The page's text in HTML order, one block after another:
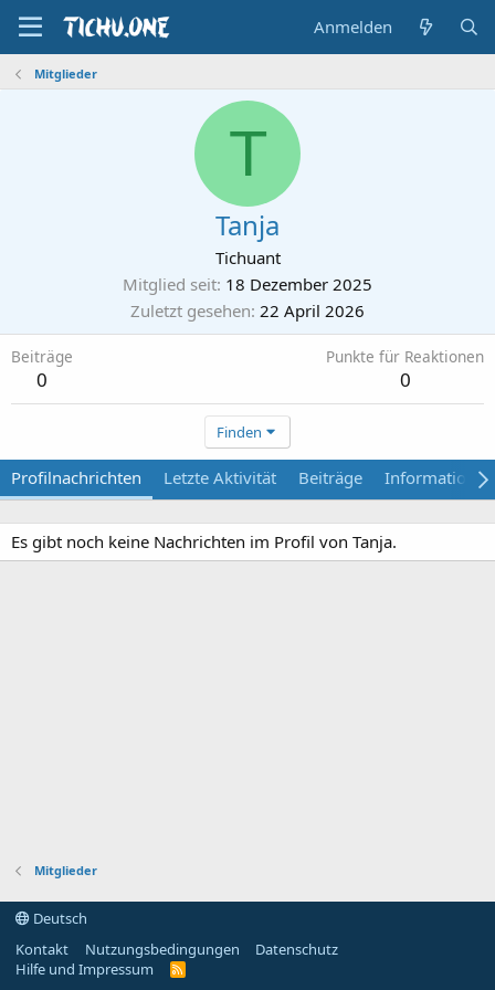
Anmelden
Mitglieder
T
Tanja
Tichuant
Mitglied seit 18 Dezember 2025
Zuletzt gesehen 22 April 2026
Beiträge
0
Punkte für Reaktionen
0
Finden
Profilnachrichten Letzte Aktivität Beiträge Informationen
Es gibt noch keine Nachrichten im Profil von Tanja.
Mitglieder
Deutsch
Kontakt
Nutzungsbedingungen
Datenschutz
Hilfe und Impressum
R